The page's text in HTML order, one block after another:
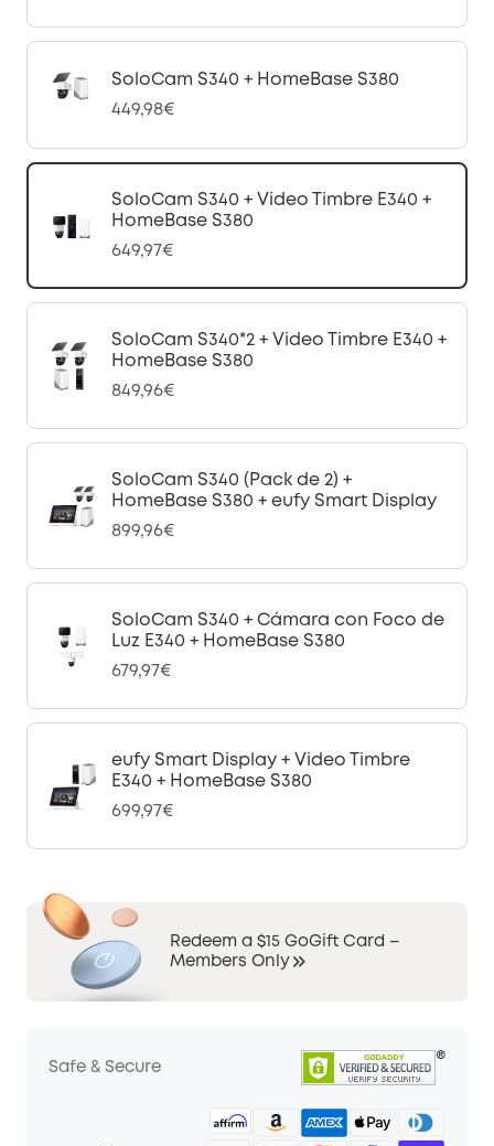
SoloCam S340 + HomeBase S380
449,98€
SoloCam S340 + Video Timbre E340 +
HomeBase S380
649,97€
SoloCam S340*2 + Video Timbre E340 +
HomeBase S380
849,96€
SoloCam S340 (Pack de 2) +
HomeBase S380 + eufy Smart Display
899,96€
SoloCam S340 + Cámara con Foco de
Luz E340 + HomeBase S380
679,97€
eufy Smart Display + Video Timbre
E340 + HomeBase S380
699,97€
Redeem a $15 GoGift Card –
Members Only
Safe & Secure